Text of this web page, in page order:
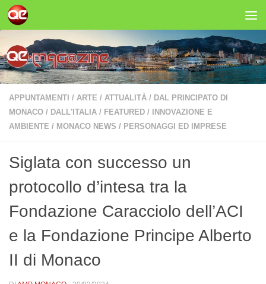
Salta al contenuto
APPUNTAMENTI / ARTE / ATTUALITÀ / DAL PRINCIPATO DI
MONACO / DALL'ITALIA / FEATURED /
INNOVAZIONE E
AMBIENTE / MONACO NEWS / PERSONAGGI ED IMPRESE
Siglata con successo un
protocollo d’intesa tra la
Fondazione Caracciolo dell’ACI
e la Fondazione Principe Alberto
II di Monaco